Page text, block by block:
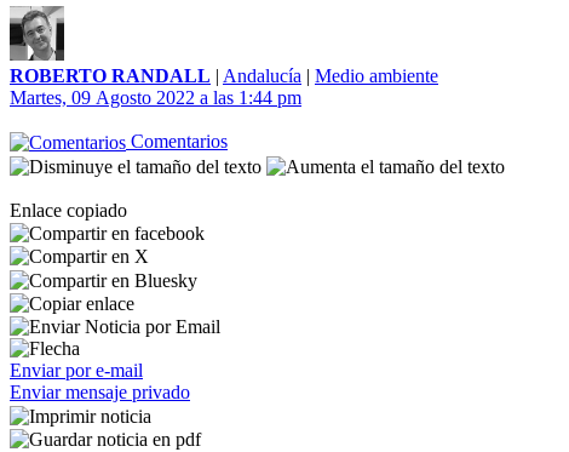
ROBERTO RANDALL | Andalucía | Medio ambiente
Martes, 09 Agosto 2022 a las 1:44 pm
Comentarios
Enlace copiado
Enviar por e-mail
Enviar mensaje privado